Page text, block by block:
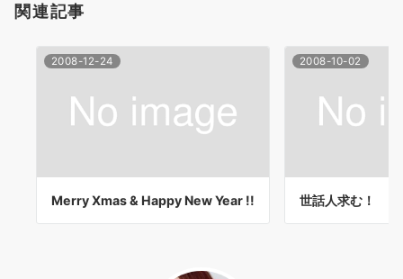
ン
関連記事
2008-12-24
Merry Xmas & Happy New Year !!
2008-10-02
世話人求む！